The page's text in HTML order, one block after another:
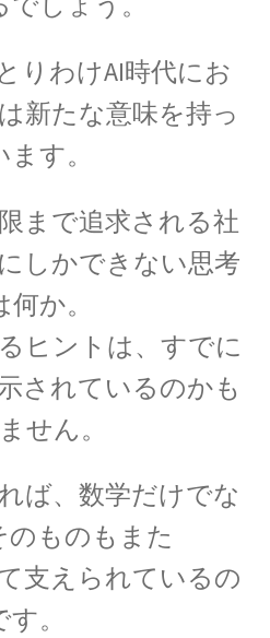
ド（OXFORD）
・シュテルン
家】
・ハーン‗
– 1968年7月28日】
係の物理学者
ン瓶・ローレンツ・そし
の議論】
りわけAI時代にお
新たな意味を持っ
す。
まで追求される社
しかできない思考
何か。
ヒントは、すでに
されているのかも
せん。
ば、数学だけでな
のものもまた
支えられているの
す。